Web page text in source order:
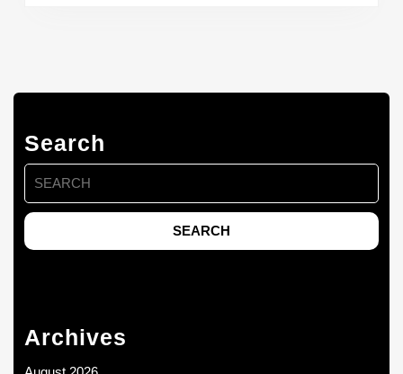
Search
Search
for:
Archives